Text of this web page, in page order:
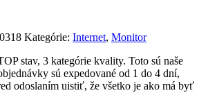
Kategórie: Internet, Monitor
stav, 3 kategórie kvality. Toto sú naše
sú expedované od 1 do 4 dní,
odoslaním uistiť, že všetko je ako má byť